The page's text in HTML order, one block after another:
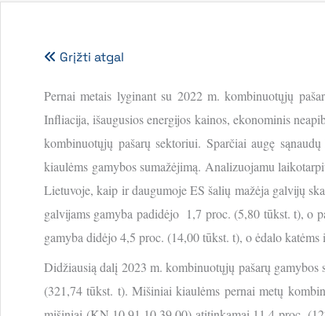
Grįžti atgal
Pernai metais lyginant su 2022 m. kombinuotųjų
Infliacija, išaugusios energijos kainos, ekonominis
kombinuotųjų pašarų sektoriui. Sparčiai augę
kiaulėms gamybos sumažėjimą. Analizuojamu
Lietuvoje, kaip ir daugumoje ES šalių mažėja galvijų
galvijams gamyba padidėjo 1,7 proc. (5,80 tūkst. t), o
gamyba didėjo 4,5 proc. (14,00 tūkst. t), o ėdalo
Didžiausią dalį 2023 m. kombinuotųjų pašarų
(321,74 tūkst. t). Mišiniai kiaulėms pernai metų